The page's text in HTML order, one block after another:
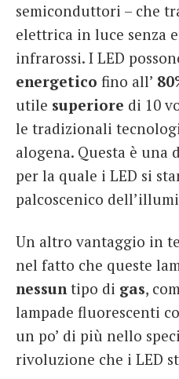
semiconduttori – che
elettrica in luce senza
infrarossi. I LED
energetico fino all’
utile superiore di 10
le tradizionali
alogena. Questa è
per la quale i LED si
palcoscenico
Un altro vantaggio in
nel fatto che queste
nessuntipo di gas,
lampade fluorescenti
un po’ di più nello
rivoluzione che i LED